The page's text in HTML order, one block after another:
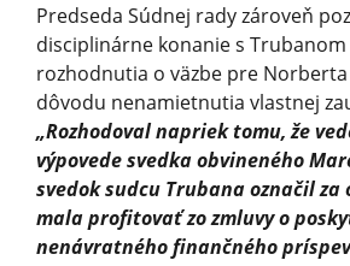
Predseda Súdnej rady zároveň
disciplinárne konanie s
rozhodnutia o väzbe pre
dôvodu nenamietnutia vlastnej
„Rozhodoval napriek tomu, že
výpovede svedka obvineného
svedok sudcu Trubana označil za
mala profitovať zo zmluvy o
nenávratného finančného